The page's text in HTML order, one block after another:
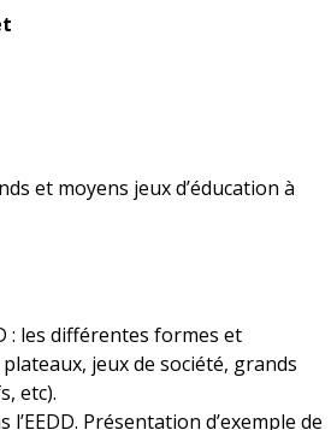
et moyens jeux d’éducation à
: les différentes formes et
jeux de société, grands
etc).
l’EEDD. Présentation d’exemple de